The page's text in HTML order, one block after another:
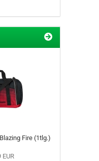
Fire (1tlg.)